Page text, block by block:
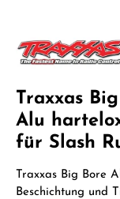
Traxxas
Alu
für Slash
Traxxas Big Bore
Beschichtung und